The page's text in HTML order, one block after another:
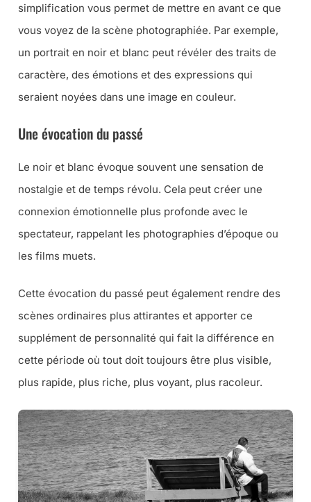
simplification vous permet de mettre en avant ce que
vous voyez de la scène photographiée. Par exemple,
un portrait en noir et blanc peut révéler des traits de
caractère, des émotions et des expressions qui
seraient noyées dans une image en couleur.
Une évocation du passé
Le noir et blanc évoque souvent une sensation de
nostalgie et de temps révolu. Cela peut créer une
connexion émotionnelle plus profonde avec le
spectateur, rappelant les photographies d’époque ou
les films muets.
Cette évocation du passé peut également rendre des
scènes ordinaires plus attirantes et apporter ce
supplément de personnalité qui fait la différence en
cette période où tout doit toujours être plus visible,
plus rapide, plus riche, plus voyant, plus racoleur.